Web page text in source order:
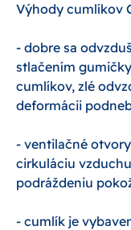
Výhody cumlíkov
- dobre sa
stlačením
cumlíkov, zlé
deformácii
- ventilačné
cirkuláciu
podráždeniu
- cumlík je